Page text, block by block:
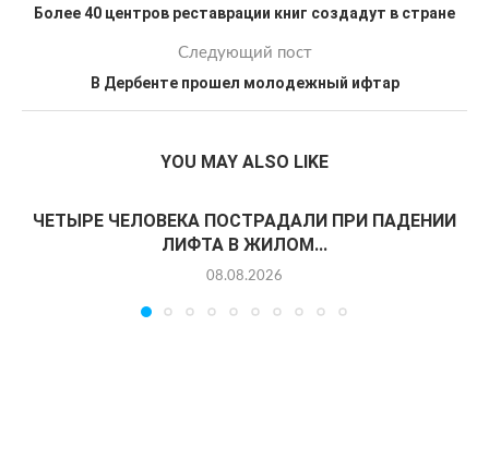
Более 40 центров реставрации книг создадут в стране
Следующий пост
В Дербенте прошел молодежный ифтар
YOU MAY ALSO LIKE
ЧЕТЫРЕ ЧЕЛОВЕКА ПОСТРАДАЛИ ПРИ ПАДЕНИИ
ЛИФТА В ЖИЛОМ...
08.08.2026